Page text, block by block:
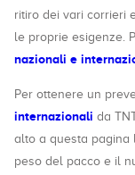
ritiro dei vari corrieri
le proprie esigenze.
nazionali e
Per ottenere un
internazionali da
alto a questa pagina
peso del pacco e il